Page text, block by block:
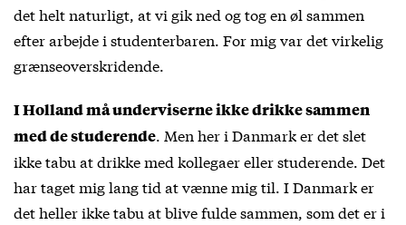
det helt naturligt, at vi gik ned og tog en øl sammen
efter arbejde i studenterbaren. For mig var det virkelig
grænseoverskridende.
I Holland må underviserne ikke drikke sammen
med de studerende. Men her i Danmark er det slet
ikke tabu at drikke med kollegaer eller studerende. Det
har taget mig lang tid at vænne mig til. I Danmark er
det heller ikke tabu at blive fulde sammen, som det er i